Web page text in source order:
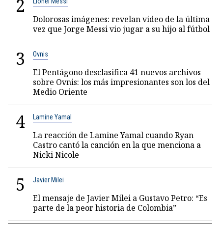
2
Dolorosas imágenes: revelan video de la última
vez que Jorge Messi vio jugar a su hijo al fútbol
3 Ovnis
El Pentágono desclasifica 41 nuevos archivos
sobre Ovnis: los más impresionantes son los del
Medio Oriente
4 Lamine Yamal
La reacción de Lamine Yamal cuando Ryan
Castro cantó la canción en la que menciona a
Nicki Nicole
5 Javier Milei
El mensaje de Javier Milei a Gustavo Petro: “Es
parte de la peor historia de Colombia”